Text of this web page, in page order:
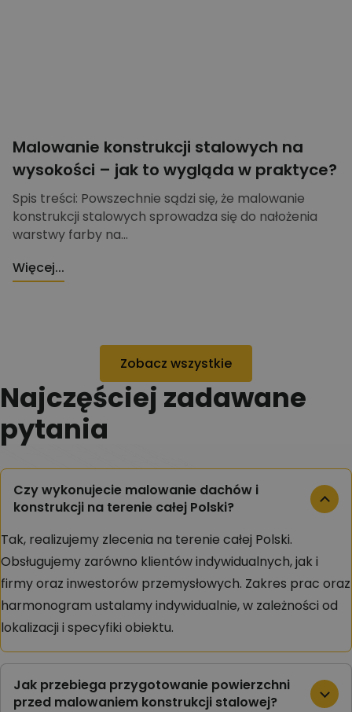
Malowanie konstrukcji stalowych na
wysokości – jak to wygląda w praktyce?
Spis treści: Powszechnie sądzi się, że malowanie
konstrukcji stalowych sprowadza się do nałożenia
warstwy farby na...
Więcej...
Zobacz wszystkie
Najczęściej zadawane
pytania
Czy wykonujecie malowanie dachów i
konstrukcji na terenie całej Polski?
Tak, realizujemy zlecenia na terenie całej Polski.
Obsługujemy zarówno klientów indywidualnych, jak i
firmy oraz inwestorów przemysłowych. Zakres prac oraz
harmonogram ustalamy indywidualnie, w zależności od
lokalizacji i specyfiki obiektu.
Jak przebiega przygotowanie powierzchni
przed malowaniem konstrukcji stalowej?